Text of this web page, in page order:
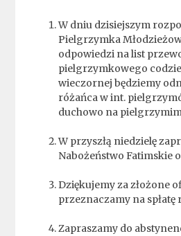
W dniu dzisiejszym
Pielgrzymka
odpowiedzi na list
pielgrzymkowego
wieczornej będziemy
różańca w int.
duchowo na
W przyszłą niedzielę
Nabożeństwo Fatimskie
Dziękujemy za złożone
przeznaczamy na
Zapraszamy do